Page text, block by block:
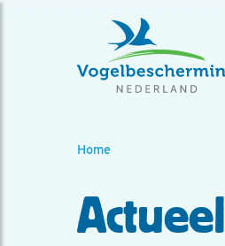
Home
Actueel